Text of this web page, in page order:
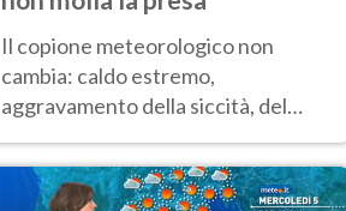
Il copione meteorologico non
cambia: caldo estremo,
aggravamento della siccità, del
calore. Nessun cambiamento fino
Ferragosto